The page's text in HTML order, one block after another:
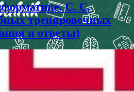
С. С.
тренировочных
и ответы)